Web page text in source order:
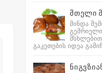
მთელი
მინდა
გაკეთების იდეა